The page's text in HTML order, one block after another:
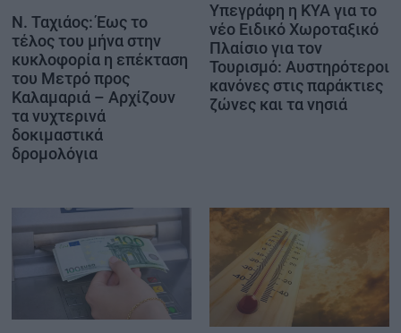
Ν. Ταχιάος: Έως το
τέλος του μήνα στην
κυκλοφορία η επέκταση
του Μετρό προς
Καλαμαριά – Αρχίζουν
τα νυχτερινά
δοκιμαστικά
δρομολόγια
Υπεγράφη η ΚΥΑ για το
νέο Ειδικό Χωροταξικό
Πλαίσιο για τον
Τουρισμό: Αυστηρότεροι
κανόνες στις παράκτιες
ζώνες και τα νησιά